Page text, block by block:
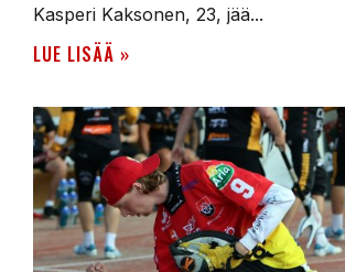
Kasperi Kaksonen, 23, jää...
LUE LISÄÄ »